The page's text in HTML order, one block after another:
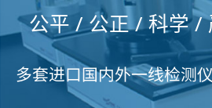
公平 / 公正 / 科学 /
多套进口国内外一线检测